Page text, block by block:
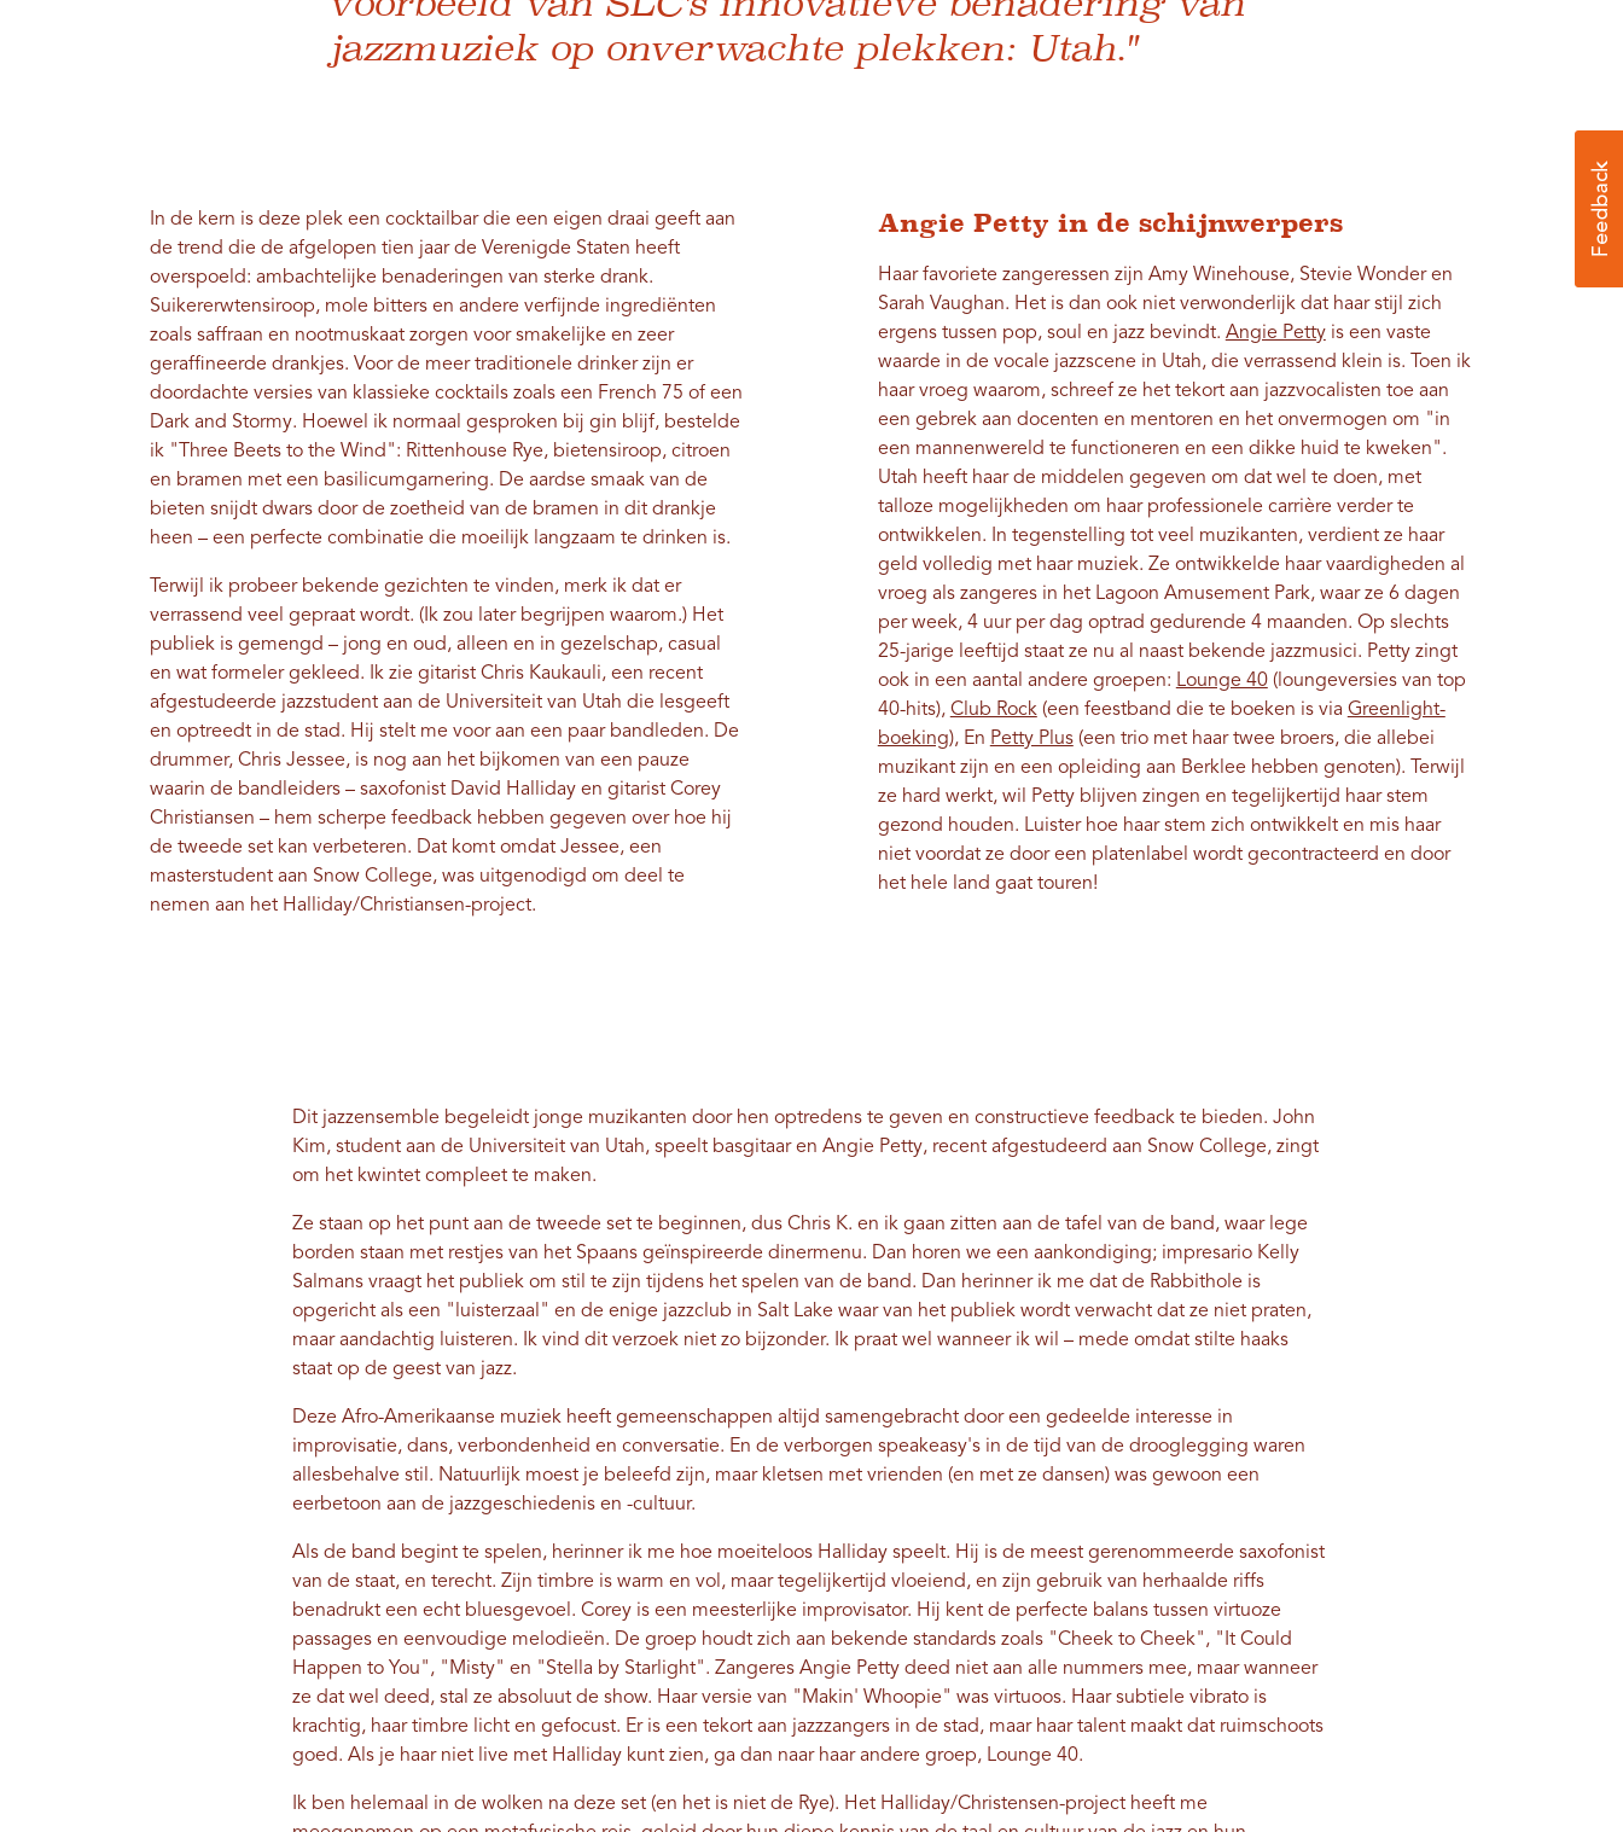
jazzmuziek op onverwachte plekken: Utah."
In de kern is deze plek een cocktailbar die een eigen draai geeft aan
de trend die de afgelopen tien jaar de Verenigde Staten heeft
overspoeld: ambachtelijke benaderingen van sterke drank.
Suikererwtensiroop, mole bitters en andere verfijnde ingrediënten
zoals saffraan en nootmuskaat zorgen voor smakelijke en zeer
geraffineerde drankjes. Voor de meer traditionele drinker zijn er
doordachte versies van klassieke cocktails zoals een French 75 of een
Dark and Stormy. Hoewel ik normaal gesproken bij gin blijf, bestelde
ik "Three Beets to the Wind": Rittenhouse Rye, bietensiroop, citroen
en bramen met een basilicumgarnering. De aardse smaak van de
bieten snijdt dwars door de zoetheid van de bramen in dit drankje
heen – een perfecte combinatie die moeilijk langzaam te drinken is.
Terwijl ik probeer bekende gezichten te vinden, merk ik dat er
verrassend veel gepraat wordt. (Ik zou later begrijpen waarom.) Het
publiek is gemengd – jong en oud, alleen en in gezelschap, casual
en wat formeler gekleed. Ik zie gitarist Chris Kaukauli, een recent
afgestudeerde jazzstudent aan de Universiteit van Utah die lesgeeft
en optreedt in de stad. Hij stelt me ​​voor aan een paar bandleden. De
drummer, Chris Jessee, is nog aan het bijkomen van een pauze
waarin de bandleiders – saxofonist David Halliday en gitarist Corey
Christiansen – hem scherpe feedback hebben gegeven over hoe hij
de tweede set kan verbeteren. Dat komt omdat Jessee, een
masterstudent aan Snow College, was uitgenodigd om deel te
nemen aan het Halliday/Christiansen-project.
Angie Petty in de schijnwerpers
Haar favoriete zangeressen zijn Amy Winehouse, Stevie Wonder en
Sarah Vaughan. Het is dan ook niet verwonderlijk dat haar stijl zich
ergens tussen pop, soul en jazz bevindt. Angie Pettyis een vaste
waarde in de vocale jazzscene in Utah, die verrassend klein is. Toen ik
haar vroeg waarom, schreef ze het tekort aan jazzvocalisten toe aan
een gebrek aan docenten en mentoren en het onvermogen om "in
een mannenwereld te functioneren en een dikke huid te kweken".
Utah heeft haar de middelen gegeven om dat wel te doen, met
talloze mogelijkheden om haar professionele carrière verder te
ontwikkelen. In tegenstelling tot veel muzikanten, verdient ze haar
geld volledig met haar muziek. Ze ontwikkelde haar vaardigheden al
vroeg als zangeres in het Lagoon Amusement Park, waar ze 6 dagen
per week, 4 uur per dag optrad gedurende 4 maanden. Op slechts
25-jarige leeftijd staat ze nu al naast bekende jazzmusici. Petty zingt
ook in een aantal andere groepen: Lounge 40(loungeversies van top
40-hits), Club Rock(een feestband die te boeken is via Greenlight-
boeking), En Petty Plus(een trio met haar twee broers, die allebei
muzikant zijn en een opleiding aan Berklee hebben genoten). Terwijl
ze hard werkt, wil Petty blijven zingen en tegelijkertijd haar stem
gezond houden. Luister hoe haar stem zich ontwikkelt en mis haar
niet voordat ze door een platenlabel wordt gecontracteerd en door
het hele land gaat touren!
Dit jazzensemble begeleidt jonge muzikanten door hen optredens te geven en constructieve feedback te bieden. John
Kim, student aan de Universiteit van Utah, speelt basgitaar en Angie Petty, recent afgestudeerd aan Snow College, zingt
om het kwintet compleet te maken.
Ze staan ​​op het punt aan de tweede set te beginnen, dus Chris K. en ik gaan zitten aan de tafel van de band, waar lege
borden staan ​​met restjes van het Spaans geïnspireerde dinermenu. Dan horen we een aankondiging; impresario Kelly
Salmans vraagt ​​het publiek om stil te zijn tijdens het spelen van de band. Dan herinner ik me dat de Rabbithole is
opgericht als een "luisterzaal" en de enige jazzclub in Salt Lake waar van het publiek wordt verwacht dat ze niet praten,
maar aandachtig luisteren. Ik vind dit verzoek niet zo bijzonder. Ik praat wel wanneer ik wil – mede omdat stilte haaks
staat op de geest van jazz.
Deze Afro-Amerikaanse muziek heeft gemeenschappen altijd samengebracht door een gedeelde interesse in
improvisatie, dans, verbondenheid en conversatie. En de verborgen speakeasy's in de tijd van de drooglegging waren
allesbehalve stil. Natuurlijk moest je beleefd zijn, maar kletsen met vrienden (en met ze dansen) was gewoon een
eerbetoon aan de jazzgeschiedenis en -cultuur.
Als de band begint te spelen, herinner ik me hoe moeiteloos Halliday speelt. Hij is de meest gerenommeerde saxofonist
van de staat, en terecht. Zijn timbre is warm en vol, maar tegelijkertijd vloeiend, en zijn gebruik van herhaalde riffs
benadrukt een echt bluesgevoel. Corey is een meesterlijke improvisator. Hij kent de perfecte balans tussen virtuoze
passages en eenvoudige melodieën. De groep houdt zich aan bekende standards zoals "Cheek to Cheek", "It Could
Happen to You", "Misty" en "Stella by Starlight". Zangeres Angie Petty deed niet aan alle nummers mee, maar wanneer
ze dat wel deed, stal ze absoluut de show. Haar versie van "Makin' Whoopie" was virtuoos. Haar subtiele vibrato is
krachtig, haar timbre licht en gefocust. Er is een tekort aan jazzzangers in de stad, maar haar talent maakt dat ruimschoots
goed. Als je haar niet live met Halliday kunt zien, ga dan naar haar andere groep, Lounge 40.
Ik ben helemaal in de wolken na deze set (en het is niet de Rye). Het Halliday/Christensen-project heeft me